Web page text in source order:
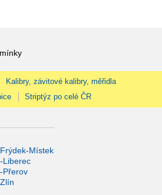
Kalibry, závitové kalibry, měřidla
Striptýz po celé ČR
Místek
Liberec
Přerov